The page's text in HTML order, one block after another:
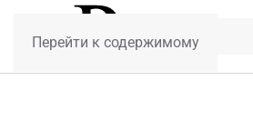
Перейти к содержимому